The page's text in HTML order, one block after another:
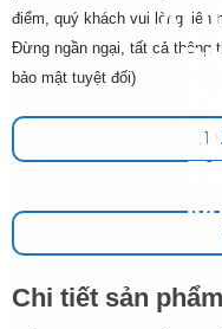
điểm, quý khách vui lòng liên
Đừng ngần ngại, tất cả thông
bảo mật tuyệt đối)
Chi tiết sản phẩm